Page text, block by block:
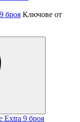
броя Ключове от